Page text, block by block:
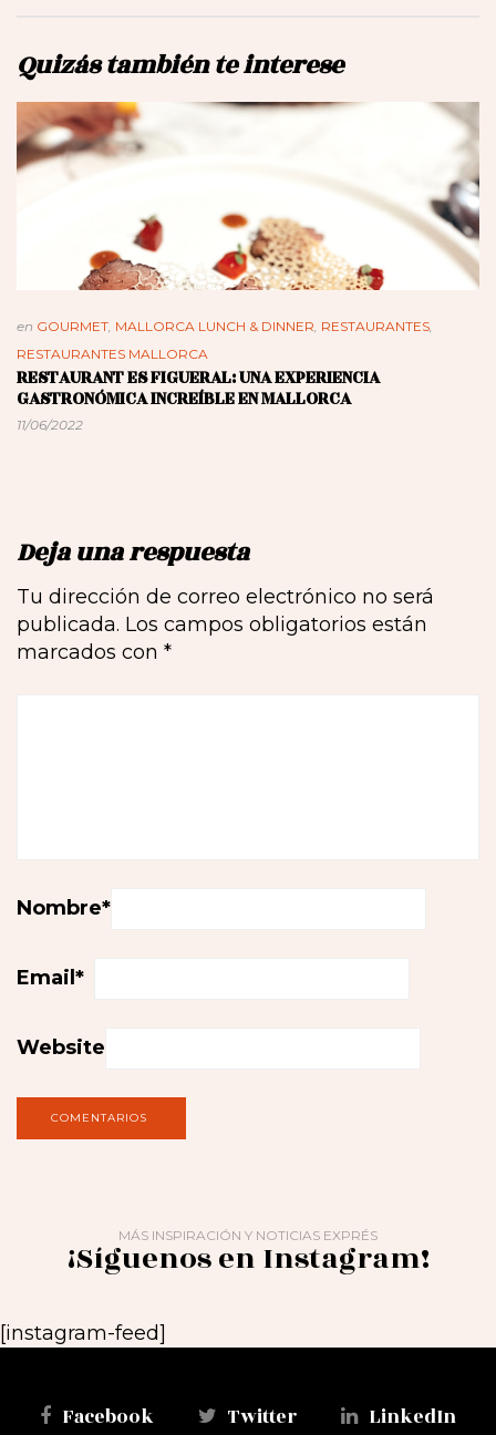
Quizás también te interese
en GOURMET MALLORCA LUNCH & DINNER RESTAURANTES
RESTAURANTES MALLORCA
RESTAURANT ES FIGUERAL: UNA EXPERIENCIA
GASTRONÓMICA INCREÍBLE EN MALLORCA
11/06/2022
Deja una respuesta
Tu dirección de correo electrónico no será
publicada. Los campos obligatorios están
marcados con *
Nombre*
Email*
Website
MÁS INSPIRACIÓN Y NOTICIAS EXPRÉS
¡Síguenos en Instagram!
[instagram-feed]
Facebook Twitter LinkedIn